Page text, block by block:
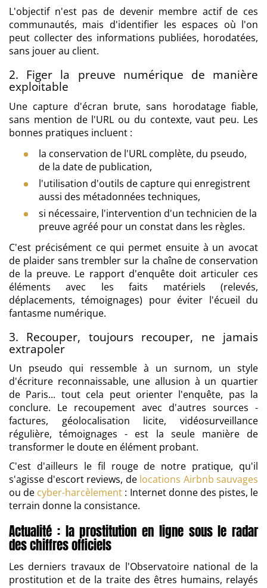
L'objectif n'est pas de devenir membre actif de ces
communautés, mais d'identifier les espaces où l'on
peut collecter des informations publiées, horodatées,
sans jouer au client.
2. Figer la preuve numérique de manière
exploitable
Une capture d'écran brute, sans horodatage fiable,
sans mention de l'URL ou du contexte, vaut peu. Les
bonnes pratiques incluent :
la conservation de l'URL complète, du pseudo,
de la date de publication,
l'utilisation d'outils de capture qui enregistrent
aussi des métadonnées techniques,
si nécessaire, l'intervention d'un technicien de la
preuve agréé pour un constat dans les règles.
C'est précisément ce qui permet ensuite à un avocat
de plaider sans trembler sur la chaîne de conservation
de la preuve. Le rapport d'enquête doit articuler ces
éléments avec les faits matériels (relevés,
déplacements, témoignages) pour éviter l'écueil du
fantasme numérique.
3. Recouper, toujours recouper, ne jamais
extrapoler
Un pseudo qui ressemble à un surnom, un style
d'écriture reconnaissable, une allusion à un quartier
de Paris... tout cela peut orienter l'enquête, pas la
conclure. Le recoupement avec d'autres sources -
factures, géolocalisation licite, vidéosurveillance
régulière, témoignages - est la seule manière de
transformer le doute en élément probant.
C'est d'ailleurs le fil rouge de notre pratique, qu'il
s'agisse d'escort reviews, de locations Airbnb sauvages
ou de cyber-harcèlement : Internet donne des pistes, le
terrain donne la consistance.
Actualité : la prostitution en ligne sous le radar
des chiffres officiels
Les derniers travaux de l'Observatoire national de la
prostitution et de la traite des êtres humains, relayés